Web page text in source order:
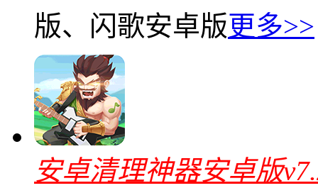
版、闪歌安卓版更多>>
安卓清理神器安卓版